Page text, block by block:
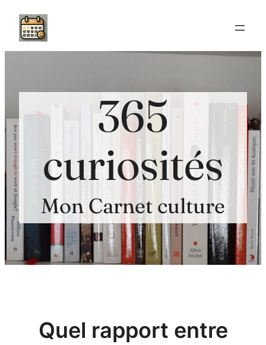
Aller
contenu
365
curiosités
Mon Carnet culture
Quel rapport entre